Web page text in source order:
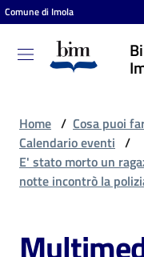
Vai al contenuto
Vai alla navigazione
Vai al footer
Comune di Imola
Biblioteca
comunale
Entra
Cosa
Home / Cosa puoi
Calendario eventi /
E' stato morto un
notte incontrò la